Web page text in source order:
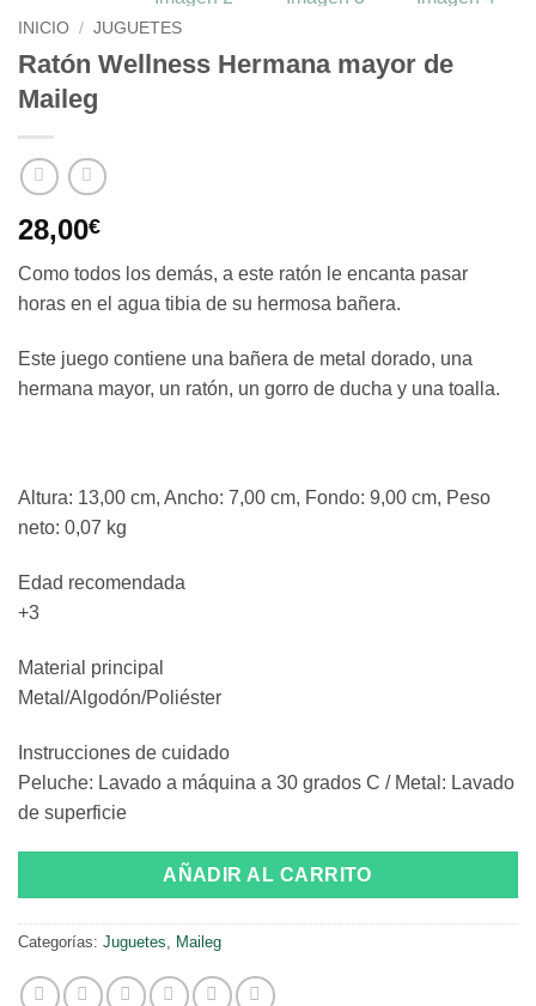
INICIO / JUGUETES
Ratón Wellness Hermana mayor de
Maileg
28,00€
Como todos los demás, a este ratón le encanta pasar
horas en el agua tibia de su hermosa bañera.
Este juego contiene una bañera de metal dorado, una
hermana mayor, un ratón, un gorro de ducha y una toalla.
Altura: 13,00 cm, Ancho: 7,00 cm, Fondo: 9,00 cm, Peso
neto: 0,07 kg
Edad recomendada
+3
Material principal
Metal/Algodón/Poliéster
Instrucciones de cuidado
Peluche: Lavado a máquina a 30 grados C / Metal: Lavado
de superficie
AÑADIR AL CARRITO
Categorías: Juguetes, Maileg